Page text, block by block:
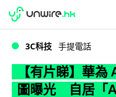
WWDC 2026
3C科技 手提電話
【有片睇】華
圖曝光 自居「